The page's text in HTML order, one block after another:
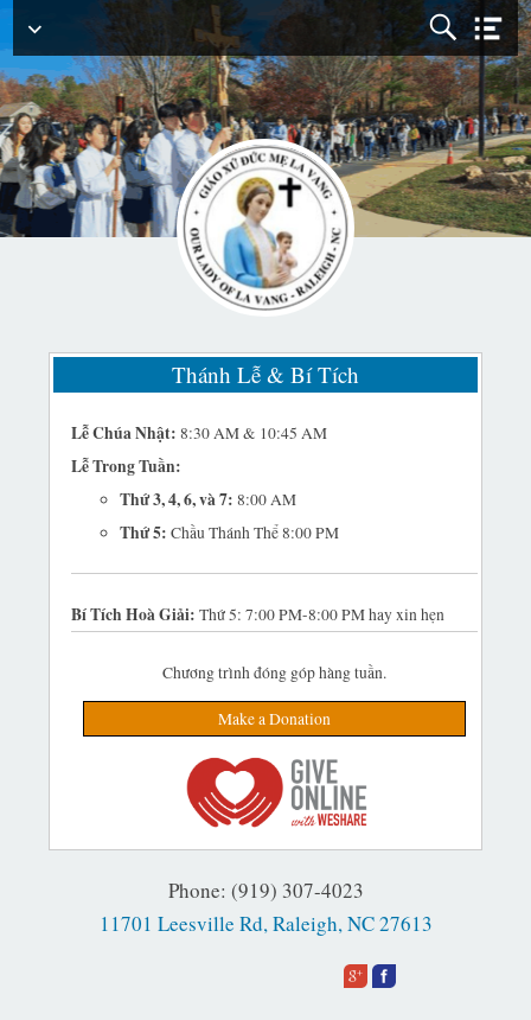
Chính
Thánh Lễ & Bí Tích
Lễ Chúa Nhật: 8:30 AM & 10:45 AM
Lễ Trong Tuần:
Thứ 3, 4, 6, và 7: 8:00 AM
Thứ 5: Chầu Thánh Thể 8:00 PM
Bí Tích Hoà Giải:Thứ 5: 7:00 PM-8:00 PM hay xin hẹn
Chương trình đóng góp hàng tuần.
Make a Donation
Phone: (919) 307-4023
11701 Leesville Rd, Raleigh, NC 27613